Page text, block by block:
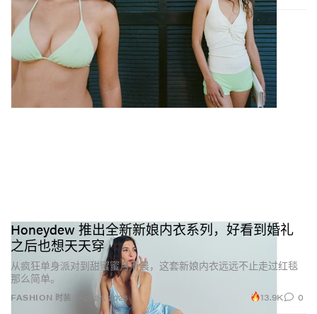
FASHION 时装
Honeydew 推出全新新娘内衣系列，好看到婚礼
之后也想天天穿
从疯狂单身派对到甜蜜蜜月清晨，这套新娘内衣远远不止走过红毯
那么简单。
Apr 24, 2026 13.9K 0